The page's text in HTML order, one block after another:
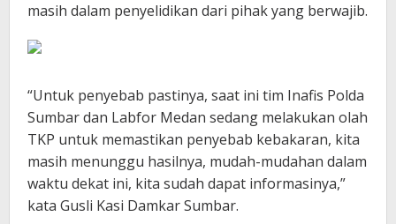
masih dalam penyelidikan dari pihak yang berwajib.
“Untuk penyebab pastinya, saat ini tim Inafis Polda
Sumbar dan Labfor Medan sedang melakukan olah
TKP untuk memastikan penyebab kebakaran, kita
masih menunggu hasilnya, mudah-mudahan dalam
waktu dekat ini, kita sudah dapat informasinya,”
kata Gusli Kasi Damkar Sumbar.